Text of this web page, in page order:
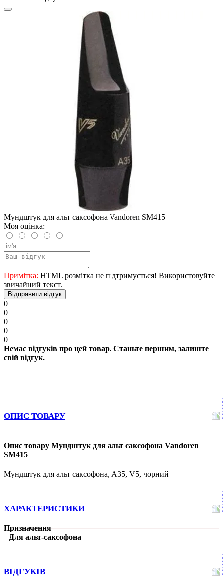
Мундштук для альт саксофона Vandoren SM415
Моя оцінка:
Примітка: HTML розмітка не підтримується! Використовуйте
звичайний текст.
Відправити відгук
0
0
0
0
0
Немає відгуків про цей товар. Станьте першим, залиште
свій відгук.
ОПИС ТОВАРУ
Опис товару Мундштук для альт саксофона Vandoren
SM415
Мундштук для альт саксофона, A35, V5, чорний
ХАРАКТЕРИСТИКИ
Призначення
Для альт-саксофона
ВІДГУКІВ